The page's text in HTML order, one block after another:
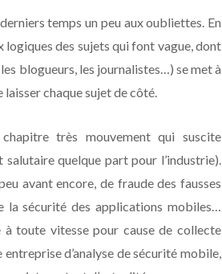
temps un peu aux oubliettes. En
logiques des sujets qui font vague, dont
blogueurs, les journalistes…) se met à
chaque sujet de côté.
très mouvement qui suscite
quelque part pour l’industrie).
avant encore, de fraude des fausses
la sécurité des applications mobiles…
à toute vitesse pour cause de collecte
d’analyse de sécurité mobile,